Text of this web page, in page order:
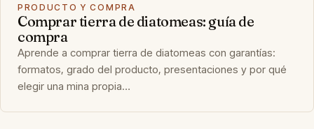
PRODUCTO Y COMPRA
Comprar tierra de diatomeas: guía de
compra
Aprende a comprar tierra de diatomeas con garantías:
formatos, grado del producto, presentaciones y por qué
elegir una mina propia…